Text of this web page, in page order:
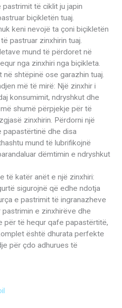
të ciklit ju japin
biçikletën tuaj.
keni nevojë ta çoni biçikletën
pastruar zinxhirin tuaj.
mund të përdoret në
nga zinxhiri nga biçikleta.
shtëpinë ose garazhin tuaj.
më të mirë: Një zinxhir i
konsumimit, ndryshkut dhe
shumë përpjekje për të
zinxhirin. Përdorni një
dhe disa
mund të lubrifikojnë
dëmtimin e ndryshkut
të katër anët e një zinxhiri:
sigurojnë që edhe ndotja
e pastrimit të ingranazheve
e zinxhirëve dhe
për të hequr qafe papastërtitë,
është dhurata perfekte
për çdo adhurues të